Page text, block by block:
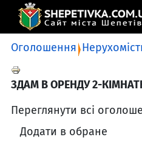
Оголошення
ЗДАМ В ОРЕНДУ 2-
Переглянути всі
Додати в обране